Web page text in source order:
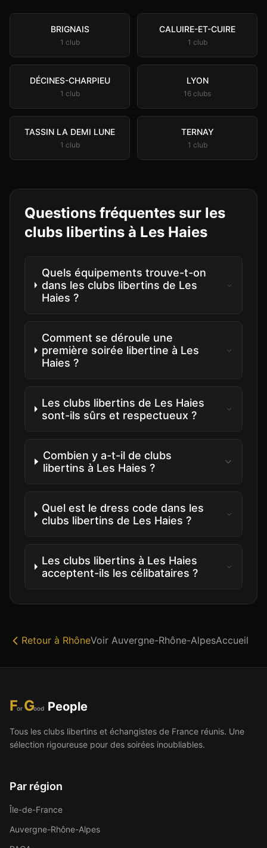
BRIGNAIS
1 club
CALUIRE-ET-CUIRE
1 club
DÉCINES-CHARPIEU
1 club
LYON
16 clubs
TASSIN LA DEMI LUNE
1 club
TERNAY
1 club
Questions fréquentes sur les
clubs libertins à Les Haies
Quels équipements trouve-t-on
dans les clubs libertins de Les
Haies ?
Comment se déroule une
première soirée libertine à Les
Haies ?
Les clubs libertins de Les Haies
sont-ils sûrs et respectueux ?
Combien y a-t-il de clubs
libertins à Les Haies ?
Quel est le dress code dans les
clubs libertins de Les Haies ?
Les clubs libertins à Les Haies
acceptent-ils les célibataires ?
Retour à RhôneVoir Auvergne-Rhône-AlpesAccueil
For Good People
Tous les clubs libertins et échangistes de France réunis. Une
sélection rigoureuse pour des soirées inoubliables.
Par région
Île-de-France
Auvergne-Rhône-Alpes